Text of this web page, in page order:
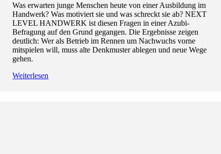
Was erwarten junge Menschen heute von einer Ausbildung im
Handwerk? Was motiviert sie und was schreckt sie ab? NEXT
LEVEL HANDWERK ist diesen Fragen in einer Azubi-
Befragung auf den Grund gegangen. Die Ergebnisse zeigen
deutlich: Wer als Betrieb im Rennen um Nachwuchs vorne
mitspielen will, muss alte Denkmuster ablegen und neue Wege
gehen.
Weiterlesen